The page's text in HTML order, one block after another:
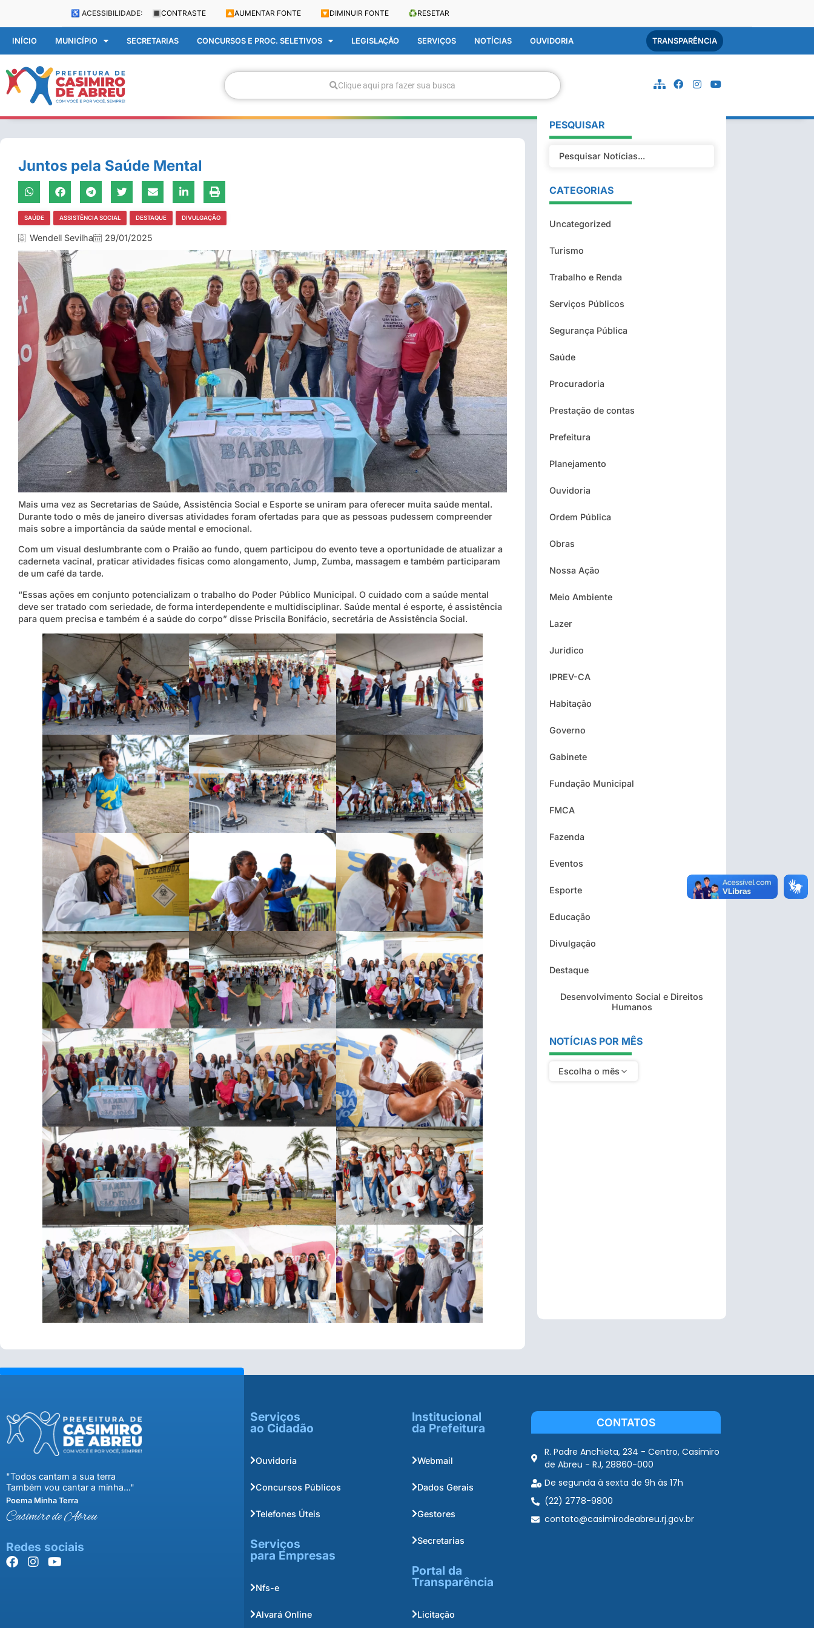
♿ ACESSIBILIDADE: 🔳 CONTRASTE 🔼 AUMENTAR FONTE 🔽 DIMINUIR FONTE ♻️RESETAR
INÍCIO MUNICÍPIO SECRETARIAS CONCURSOS E PROC. SELETIVOS LEGISLAÇÃO SERVIÇOS NOTÍCIAS OUVIDORIA TRANSPARÊNCIA
Clique aqui pra fazer sua busca
Juntos pela Saúde Mental
SAÚDE ASSISTÊNCIA SOCIAL DESTAQUE DIVULGAÇÃO
Wendell Sevilha 29/01/2025
Mais uma vez as Secretarias de Saúde, Assistência Social e Esporte se uniram para oferecer muita saúde mental.
Durante todo o mês de janeiro diversas atividades foram ofertadas para que as pessoas pudessem compreender
mais sobre a importância da saúde mental e emocional.
Com um visual deslumbrante com o Praião ao fundo, quem participou do evento teve a oportunidade de atualizar a
caderneta vacinal, praticar atividades físicas como alongamento, Jump, Zumba, massagem e também participaram
de um café da tarde.
“Essas ações em conjunto potencializam o trabalho do Poder Público Municipal. O cuidado com a saúde mental
deve ser tratado com seriedade, de forma interdependente e multidisciplinar. Saúde mental é esporte, é assistência
para quem precisa e também é a saúde do corpo” disse Priscila Bonifácio, secretária de Assistência Social.
PESQUISAR
CATEGORIAS
Uncategorized
Turismo
Trabalho e Renda
Serviços Públicos
Segurança Pública
Saúde
Procuradoria
Prestação de contas
Prefeitura
Planejamento
Ouvidoria
Ordem Pública
Obras
Nossa Ação
Meio Ambiente
Lazer
Jurídico
IPREV-CA
Habitação
Governo
Gabinete
Fundação Municipal
FMCA
Fazenda
Eventos
Esporte
Educação
Divulgação
Destaque
Desenvolvimento Social e Direitos
Humanos
NOTÍCIAS POR MÊS
Escolha o mês
"Todos cantam a sua terra
Também vou cantar a minha..."
Poema Minha Terra
Casimiro de Abreu
Redes sociais
Serviços
ao Cidadão
Ouvidoria
Concursos Públicos
Telefones Úteis
Serviços
para Empresas
Nfs-e
Alvará Online
Institucional
da Prefeitura
Webmail
Dados Gerais
Gestores
Secretarias
Portal da
Transparência
Licitação
CONTATOS
R. Padre Anchieta, 234 - Centro, Casimiro
de Abreu - RJ, 28860-000
De segunda à sexta de 9h às 17h
(22) 2778-9800
contato@casimirodeabreu.rj.gov.br